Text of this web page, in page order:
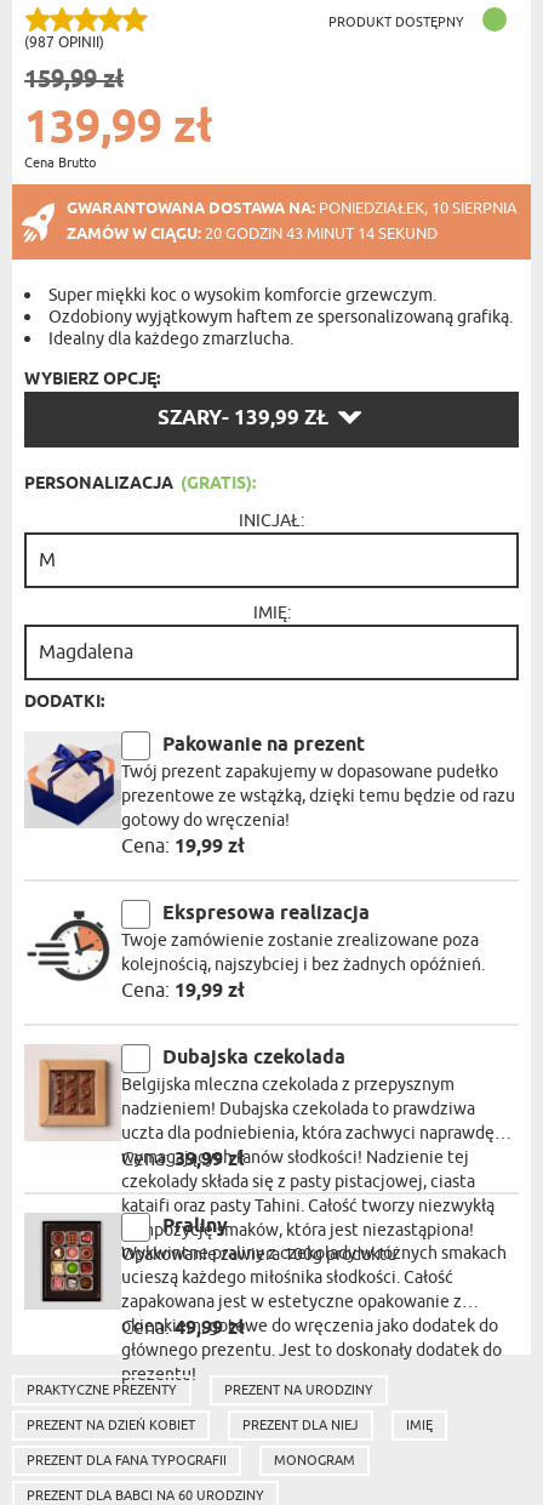
(987 OPINII)
PRODUKT DOSTĘPNY
159,99 zł
139,99 zł
Cena Brutto
GWARANTOWANA DOSTAWA NA: PONIEDZIAŁEK, 10 SIERPNIA
ZAMÓW W CIĄGU: 20 GODZIN 43 MINUT 13 SEKUND
Super miękki koc o wysokim komforcie grzewczym.
Ozdobiony wyjątkowym haftem ze spersonalizowaną grafiką.
Idealny dla każdego zmarzlucha.
WYBIERZ OPCJĘ:
SZARY- 139,99 ZŁ
PERSONALIZACJA (GRATIS):
INICJAŁ:
IMIĘ:
DODATKI:
Pakowanie na prezent
Twój prezent zapakujemy w dopasowane pudełko
prezentowe ze wstążką, dzięki temu będzie od razu
gotowy do wręczenia!
Cena: 19,99 zł
Ekspresowa realizacja
Twoje zamówienie zostanie zrealizowane poza
kolejnością, najszybciej i bez żadnych opóźnień.
Cena: 19,99 zł
Dubajska czekolada
Belgijska mleczna czekolada z przepysznym
nadzieniem! Dubajska czekolada to prawdziwa
uczta dla podniebienia, która zachwyci naprawdę
wymagających fanów słodkości! Nadzienie tej
czekolady składa się z pasty pistacjowej, ciasta
kataifi oraz pasty Tahini. Całość tworzy niezwykłą
kompozycję smaków, która jest niezastąpiona!
Opakowanie zawiera 100g produktu
Cena:39,99 zł
Praliny
Wykwintne praliny z czekolady w różnych smakach
ucieszą każdego miłośnika słodkości. Całość
zapakowana jest w estetyczne opakowanie z
okienkiem, gotowe do wręczenia jako dodatek do
głównego prezentu. Jest to doskonały dodatek do
prezentu!
Cena:49,99 zł
PRAKTYCZNE PREZENTY PREZENT NA URODZINY
PREZENT NA DZIEŃ KOBIET PREZENT DLA NIEJ IMIĘ
PREZENT DLA FANA TYPOGRAFII MONOGRAM
PREZENT DLA BABCI NA 60 URODZINY